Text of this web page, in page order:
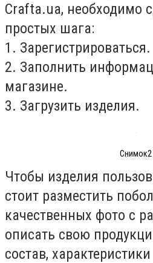
Crafta.ua, необходимо
простых шага:
1. Зарегистрироваться.
2. Заполнить
магазине.
3. Загрузить изделия.
Снимок2
Чтобы изделия
стоит разместить
качественных фото с
описать свою
состав,